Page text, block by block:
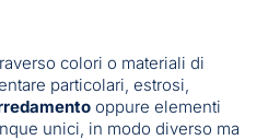
colori o materiali di
particolari, estrosi,
oppure elementi
unici, in modo diverso ma